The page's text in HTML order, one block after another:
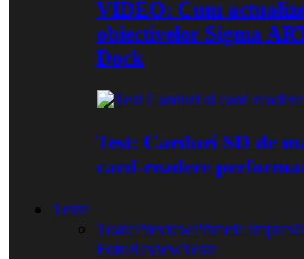
VIDEO: Cum
obiectivelor Sigma
Dock
Test: Carduri SD de
card-readere
Teste
ToatePreviewPrimele impresii
FotoReviewTeste